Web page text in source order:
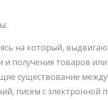
на который,
получения товаров или
существование
писем с электронной